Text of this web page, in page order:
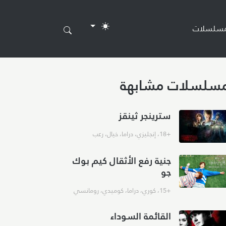
مشابهة
سترينجر ثينقز
+18 ،إنجليزي،دراما،خيال، رعب
جنية رفع الأثقال كيم بوك
جو
+15 ، كوري،دراما، كوميدي، رومانسي
القائمة السوداء